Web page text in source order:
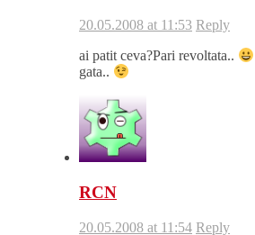
20.05.2008 at 11:53 Reply
ai patit ceva?Pari revoltata..
gata..
RCN
20.05.2008 at 11:54 Reply